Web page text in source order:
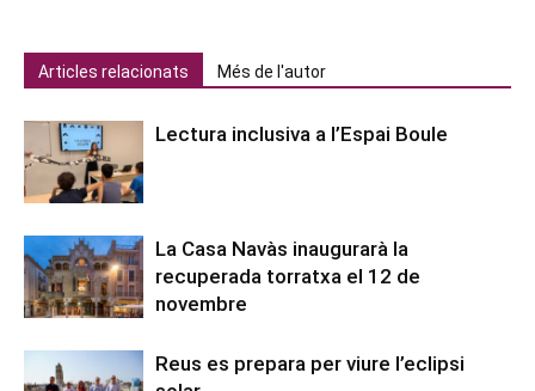
Articles relacionats Més de l'autor
Lectura inclusiva a l’Espai Boule
La Casa Navàs inaugurarà la
recuperada torratxa el 12 de
novembre
Reus es prepara per viure l’eclipsi